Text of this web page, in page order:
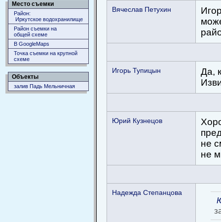
Место съемки
Район:
Иркутское водохранилище
Район съемки на
общей схеме
В GoogleMaps
Точка съемки на крупной
схеме
Объекты
залив Падь Мельничная
Вячеслав Петухин
Игорь Тупицын
Да,
Юрий Кузнецов
не
не
Надежда Степанцова